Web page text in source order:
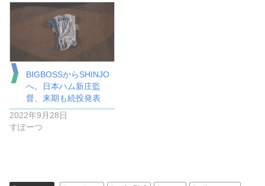
BIGBOSSからSHINJO
へ。日本ハム新庄監
督、来期も続投発表
2022年9月28日
すぽーつ